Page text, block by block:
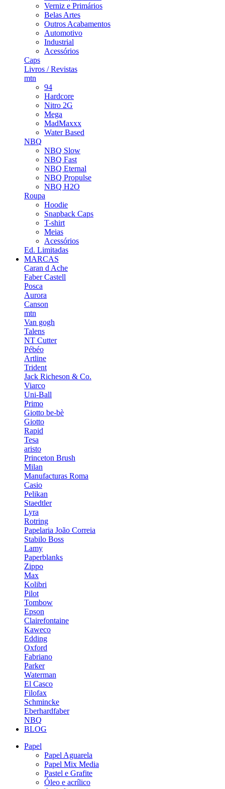
Verniz e Primários
Belas Artes
Outros Acabamentos
Automotivo
Industrial
Acessórios
Caps
Livros / Revistas
mtn
94
Hardcore
Nitro 2G
Mega
MadMaxxx
Water Based
NBQ
NBQ Slow
NBQ Fast
NBQ Eternal
NBQ Propulse
NBQ H2O
Roupa
Hoodie
Snapback Caps
T-shirt
Meias
Acessórios
Ed. Limitadas
MARCAS
Caran d Ache
Faber Castell
Posca
Aurora
Canson
mtn
Van gogh
Talens
NT Cutter
Pébéo
Artline
Trident
Jack Richeson & Co.
Viarco
Uni-Ball
Primo
Giotto be-bè
Giotto
Rapid
Tesa
aristo
Princeton Brush
Milan
Manufacturas Roma
Casio
Pelikan
Staedtler
Lyra
Rotring
Papelaria João Correia
Stabilo Boss
Lamy
Paperblanks
Zippo
Max
Kolibri
Pilot
Tombow
Epson
Clairefontaine
Kaweco
Edding
Oxford
Fabriano
Parker
Waterman
El Casco
Filofax
Schmincke
Eberhardfaber
NBQ
BLOG
Papel
Papel Aguarela
Papel Mix Media
Pastel e Grafite
Óleo e acrílico